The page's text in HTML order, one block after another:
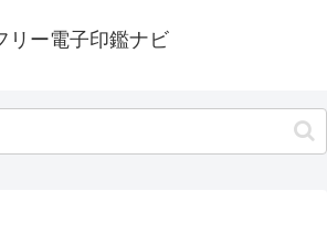
リー電子印鑑ナビ